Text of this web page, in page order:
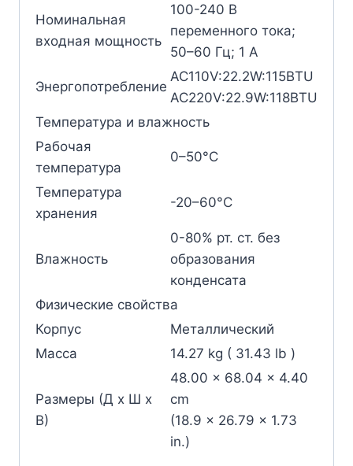
Номинальная
входная мощность
100-240 В
переменного тока;
50–60 Гц; 1 A
Энергопотребление
AC110V:22.2W:115BTU
AC220V:22.9W:118BTU
Температура и влажность
Рабочая
температура
0–50°C
Температура
хранения
-20–60°C
Влажность
0-80% рт. ст. без
образования
конденсата
Физические свойства
Корпус
Металлический
Масса
14.27 kg ( 31.43 lb )
Размеры (Д х Ш х
В)
48.00 x 68.04 x 4.40
cm
(18.9 x 26.79 x 1.73
in.)